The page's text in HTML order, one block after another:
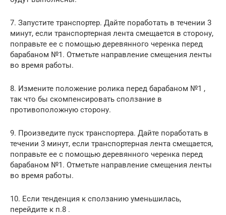
7. Запустите транспортер. Дайте поработать в течении 3
минут, если транспортерная лента смещается в сторону,
поправьте ее с помощью деревянного черенка перед
барабаном №1. Отметьте направление смещения ленты
во время работы.
8. Измените положение ролика перед барабаном №1 ,
так что бы скомпенсировать сползание в
противоположную сторону.
9. Произведите пуск транспортера. Дайте поработать в
течении 3 минут, если транспортерная лента смещается,
поправьте ее с помощью деревянного черенка перед
барабаном №1. Отметьте направление смещения ленты
во время работы.
10. Если тенденция к сползанию уменьшилась,
перейдите к п.8 .